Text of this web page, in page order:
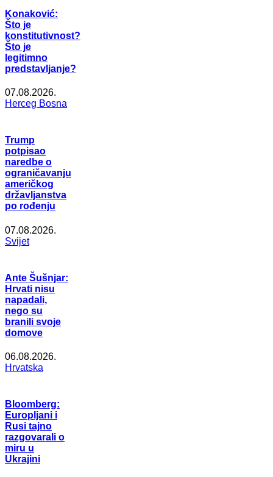
Konaković:
Što je
konstitutivnost?
Što je
legitimno
predstavljanje?
07.08.2026.
Herceg Bosna
Trump
potpisao
naredbe o
ograničavanju
američkog
državljanstva
po rođenju
07.08.2026.
Svijet
Ante Šušnjar:
Hrvati nisu
napadali,
nego su
branili svoje
domove
06.08.2026.
Hrvatska
Bloomberg:
Europljani i
Rusi tajno
razgovarali o
miru u
Ukrajini